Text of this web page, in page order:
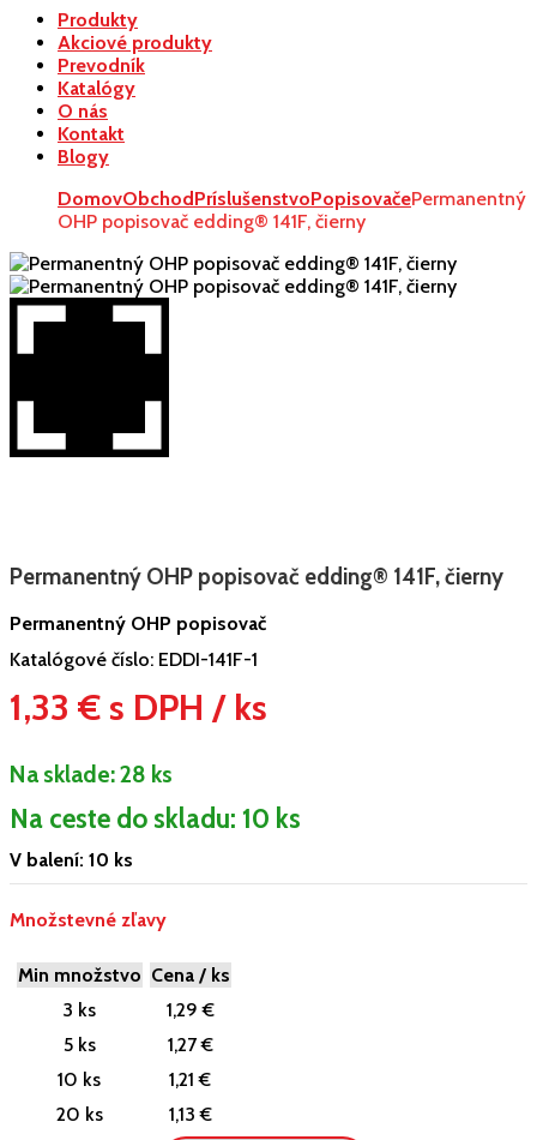
Produkty
Akciové produkty
Prevodník
Katalógy
O nás
Kontakt
Blogy
DomovObchodPríslušenstvoPopisovačePermanentný
OHP popisovač edding® 141F, čierny
Permanentný OHP popisovač edding® 141F, čierny
Permanentný OHP popisovač
Katalógové číslo: EDDI-141F-1
1,33 € s DPH / ks
Na sklade:28 ks
Na ceste do skladu: 10 ks
V balení: 10 ks
Množstevné zľavy
Min množstvo Cena / ks
3 ks
1,29 €
5 ks
1,27 €
10 ks
1,21 €
20 ks
1,13 €